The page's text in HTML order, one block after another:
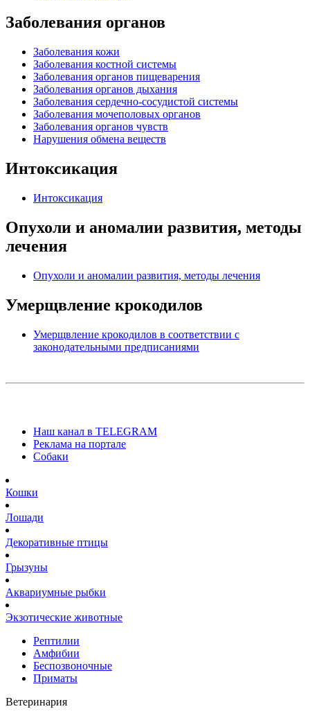
Заболевания органов
Заболевания кожи
Заболевания костной системы
Заболевания органов пищеварения
Заболевания органов дыхания
Заболевания сердечно-сосудистой системы
Заболевания мочеполовых органов
Заболевания органов чувств
Нарушения обмена веществ
Интоксикация
Интоксикация
Опухоли и аномалии развития, методы
лечения
Опухоли и аномалии развития, методы лечения
Умерщвление крокодилов
Умерщвление крокодилов в соответствии с
законодательными предписаниями
Наш канал в TELEGRAM
Реклама на портале
Собаки
Кошки
Лошади
Декоративные птицы
Грызуны
Аквариумные рыбки
Экзотические животные
Рептилии
Амфибии
Беспозвоночные
Приматы
Ветеринария